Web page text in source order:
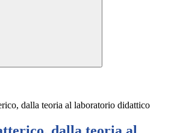
dalla teoria al laboratorio didattico